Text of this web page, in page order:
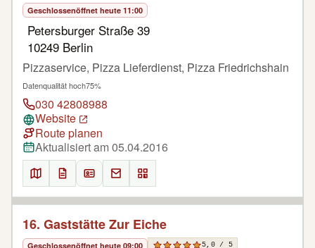
Geschlossenöffnet heute 11:00
Petersburger Straße 39
10249 Berlin
Pizzaservice, Pizza Lieferdienst, Pizza Friedrichshain
Datenqualität hoch75%
030 42808988
Website
Route planen
Aktualisiert am 05.04.2016
16. Gaststätte Zur Eiche
Geschlossenöffnet heute 09:00 5,0 / 5